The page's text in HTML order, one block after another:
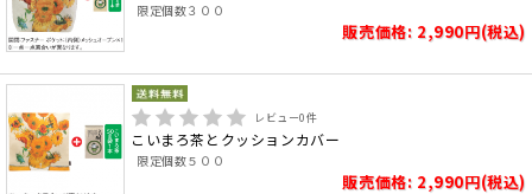
限定個数３００
販売価格: 2,990円(税込)
レビュー0件
こいまろ茶とクッションカバー
限定個数５００
販売価格: 2,990円(税込)